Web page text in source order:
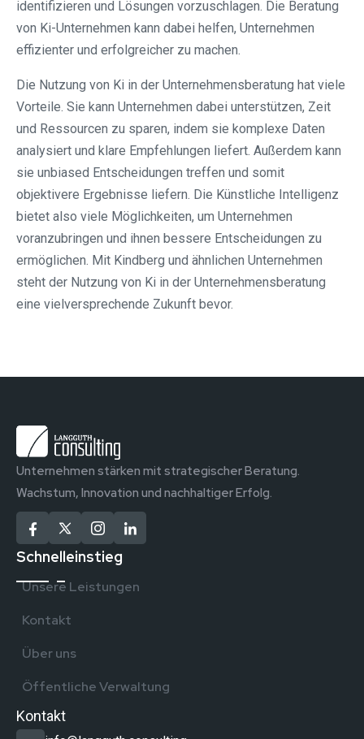
identifizieren und Lösungen vorzuschlagen. Die Beratung
von Ki-Unternehmen kann dabei helfen, Unternehmen
effizienter und erfolgreicher zu machen.
Die Nutzung von Ki in der Unternehmensberatung hat viele
Vorteile. Sie kann Unternehmen dabei unterstützen, Zeit
und Ressourcen zu sparen, indem sie komplexe Daten
analysiert und klare Empfehlungen liefert. Außerdem kann
sie unbiased Entscheidungen treffen und somit
objektivere Ergebnisse liefern. Die Künstliche Intelligenz
bietet also viele Möglichkeiten, um Unternehmen
voranzubringen und ihnen bessere Entscheidungen zu
ermöglichen. Mit Kindberg und ähnlichen Unternehmen
steht der Nutzung von Ki in der Unternehmensberatung
eine vielversprechende Zukunft bevor.
Unternehmen stärken mit strategischer Beratung.
Wachstum, Innovation und nachhaltiger Erfolg.
Schnelleinstieg
Unsere Leistungen
Kontakt
Über uns
Öffentliche Verwaltung
Kontakt